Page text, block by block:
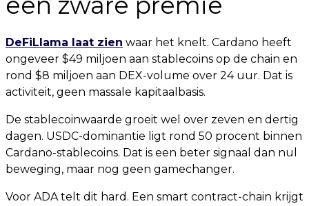
DeFiLlama laat zien waar het knelt. Cardano heeft
ongeveer $49 miljoen aan stablecoins op de chain en
rond $8 miljoen aan DEX-volume over 24 uur. Dat is
activiteit, geen massale kapitaalbasis.
De stablecoinwaarde groeit wel over zeven en dertig
dagen. USDC-dominantie ligt rond 50 procent binnen
Cardano-stablecoins. Dat is een beter signaal dan nul
beweging, maar nog geen gamechanger.
Voor ADA telt dit hard. Een smart contract-chain krijgt